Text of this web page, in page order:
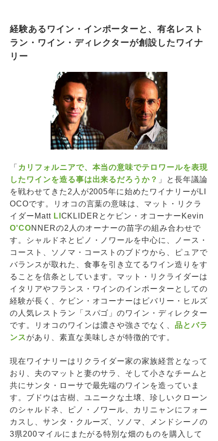
経験あるワイン・インポーターと、有名レスト
ラン・ワイン・ディレクターが創設したワイナ
リー
「 カリフォルニアで、本当の意味でテロワールを表現
したワインを造る事は出来るだろうか？ 」と長年議論
を戦わせてきた2人が2005年に始めたワイナリーがLI
OCOです。リオコの言葉の意味は、マット・リクラ
イダーMatt LI CKLIDERとケビン・オコーナーKevin
O'CONNERの2人のオーナーの苗字の組み合わせで
す。シャルドネとピノ・ノワールを中心に、ノース・
コースト、ソノマ・コーストのブドウから、ピュアで
バランスが取れた、食事を引き立てるワイン造りをす
ることを信条としています。マット・リクライダーは
イタリアやフランス・ワインのインポーターとしての
経験が長く、ケビン・オコーナーはビバリー・ヒルズ
の人気レストラン「スパゴ」のワイン・ディレクター
です。リオコのワインは濃さや強さでなく、品とバラ
ンスがあり、素直な美味しさが特徴的です。
現在ワイナリーはリクライダー家の家族経営となって
おり、夫のマットと妻のサラ、そして小さなチームと
共にサンタ・ローサで最先端のワインを造っていま
す。ブドウは古樹、ユニークな土壌、珍しいクローン
のシャルドネ、ピノ・ノワール、カリニャンにフォー
カスし、サンタ・クルーズ、ソノマ、メンドシーノの
3県200マイルにまたがる特別な畑のものを購入して